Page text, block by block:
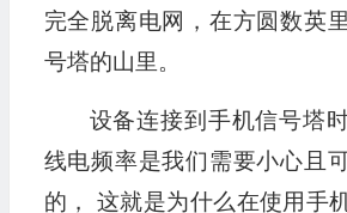
完全脱离电网，在方圆数英
号塔的山里。
设备连接到手机信号塔
线电频率是我们需要小心且
的， 这就是为什么在使用手